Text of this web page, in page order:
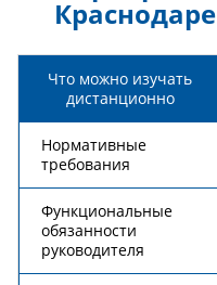
Краснодаре
Что можно изучать
дистанционно
Нормативные
требования
Функциональные
обязанности
руководителя